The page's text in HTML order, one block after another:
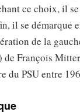
ce choix, il
il se démarque
de la
de François
du PSU entre